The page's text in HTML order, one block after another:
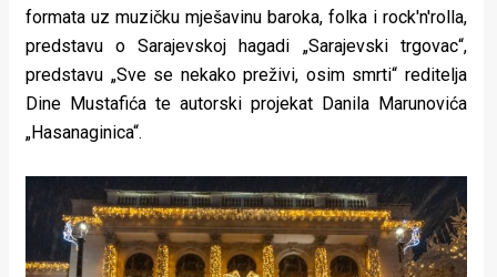
Promo
About
formata uz muzičku mješavinu baroka, folka i rock'n'rolla,
predstavu o Sarajevskoj hagadi „Sarajevski trgovac“,
predstavu „Sve se nekako preživi, osim smrti“ reditelja
Dine Mustafića te autorski projekat Danila Marunovića
„Hasanaginica“.